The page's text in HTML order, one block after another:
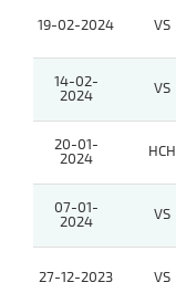
19-02-2024 VS
14-02-
2024
VS
20-01-
2024
HCH
07-01-
2024
VS
27-12-2023 VS